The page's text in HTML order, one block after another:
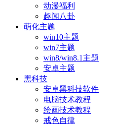
动漫福利
趣闻八卦
萌化主题
win10主题
win7主题
win8/win8.1主题
安卓主题
黑科技
安卓黑科技软件
电脑技术教程
绘画技术教程
戒色自律